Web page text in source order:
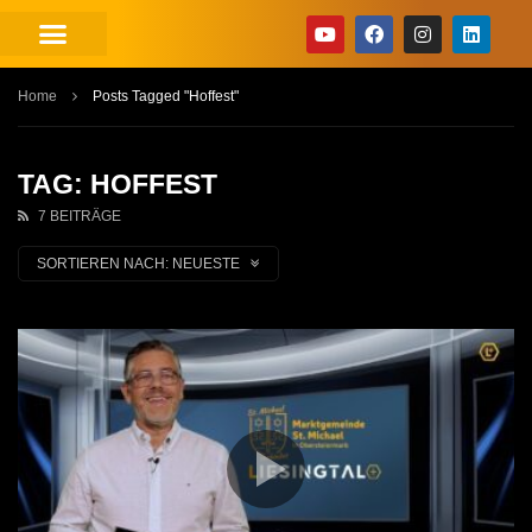
Home Posts Tagged "Hoffest"
TAG: HOFFEST
7 BEITRÄGE
SORTIEREN NACH: NEUESTE